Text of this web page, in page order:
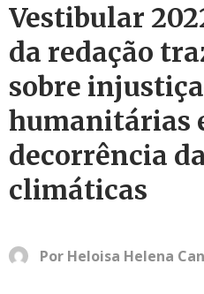
Vestibular
da redação
sobre
humanitárias
decorrência
climáticas
Por Heloisa Helena